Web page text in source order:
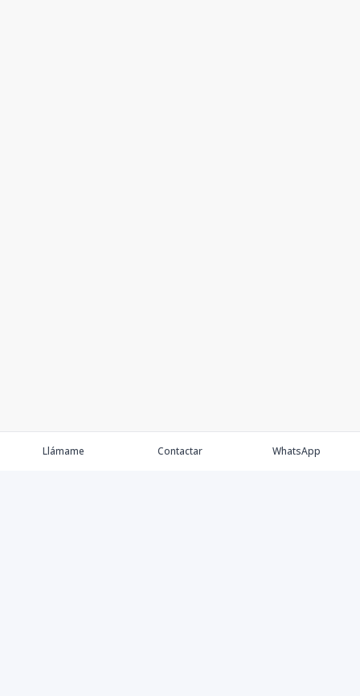
Llámame Contactar WhatsApp